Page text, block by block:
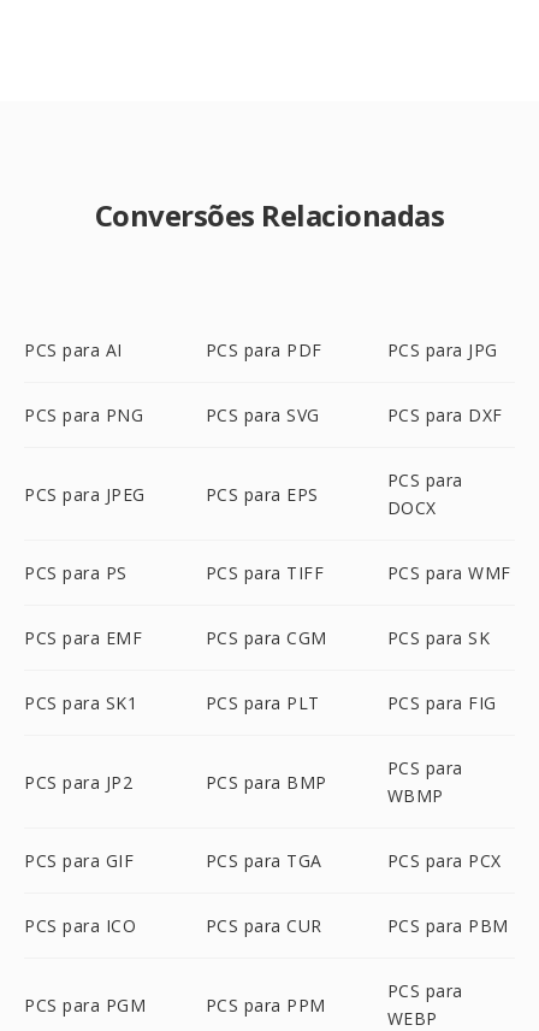
Conversões Relacionadas
PCS para AI PCS para PDF PCS para JPG
PCS para PNG PCS para SVG PCS para DXF
PCS para JPEG PCS para EPS
PCS para
DOCX
PCS para PS PCS para TIFF PCS para WMF
PCS para EMF PCS para CGM PCS para SK
PCS para SK1 PCS para PLT PCS para FIG
PCS para JP2 PCS para BMP
PCS para
WBMP
PCS para GIF PCS para TGA PCS para PCX
PCS para ICO PCS para CUR PCS para PBM
PCS para PGM PCS para PPM
PCS para
WEBP